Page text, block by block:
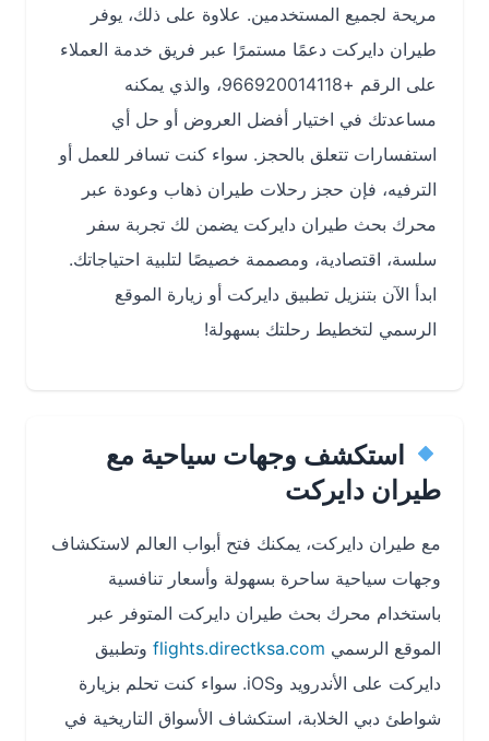
مريحة لجميع المستخدمين. علاوة على ذلك، يوفر
طيران دايركت دعمًا مستمرًا عبر فريق خدمة العملاء
على الرقم +966920014118، والذي يمكنه
مساعدتك في اختيار أفضل العروض أو حل أي
استفسارات تتعلق بالحجز. سواء كنت تسافر للعمل أو
الترفيه، فإن حجز رحلات طيران ذهاب وعودة عبر
محرك بحث طيران دايركت يضمن لك تجربة سفر
سلسة، اقتصادية، ومصممة خصيصًا لتلبية احتياجاتك.
ابدأ الآن بتنزيل تطبيق دايركت أو زيارة الموقع
الرسمي لتخطيط رحلتك بسهولة!
استكشف وجهات سياحية مع
طيران دايركت
مع طيران دايركت، يمكنك فتح أبواب العالم لاستكشاف
وجهات سياحية ساحرة بسهولة وأسعار تنافسية
باستخدام محرك بحث طيران دايركت المتوفر عبر
الموقع الرسمي flights.directksa.comوتطبيق
دايركت على الأندرويد وiOS. سواء كنت تحلم بزيارة
شواطئ دبي الخلابة، استكشاف الأسواق التاريخية في